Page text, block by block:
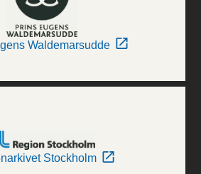
Waldemarsudde
Stockholm